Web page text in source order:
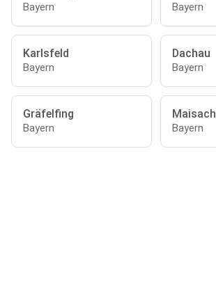
Bayern Bayern
Karlsfeld
Bayern
Dachau
Bayern
Gräfelfing
Bayern
Maisach
Bayern